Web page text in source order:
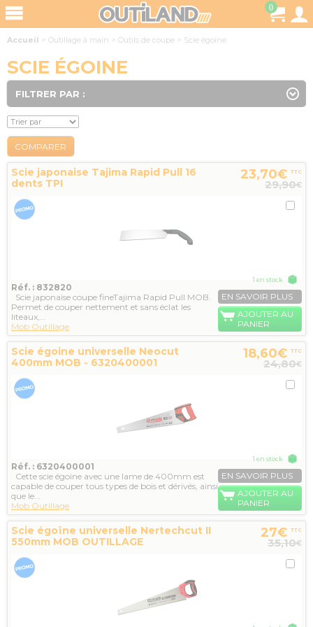
0
Accueil > Outillage à main > Outils de coupe > Scie égoine
SCIE ÉGOINE
FILTRER PAR :
COMPARER
Scie japonaise Tajima Rapid Pull 16
dents TPI
23,70€ TTC
29,90€
Réf. : 832820
Scie japonaise coupe fineTajima Rapid Pull MOB.
Permet de couper nettement et sans éclat les
liteaux,...
Mob Outillage
1 en stock
EN SAVOIR PLUS
AJOUTER AU
PANIER
Scie égoine universelle Neocut
400mm MOB - 6320400001
18,60€ TTC
24,80€
Réf. : 6320400001
Cette scie égoine avec une lame de 400mm est
capable de couper tous types de bois et dérivés, ainsi
que le...
Mob Outillage
1 en stock
EN SAVOIR PLUS
AJOUTER AU
PANIER
Scie égoïne universelle Nertechcut II
550mm MOB OUTILLAGE
27€ TTC
35,10€